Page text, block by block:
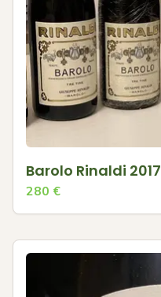
Barolo Rinaldi 2017
280 €